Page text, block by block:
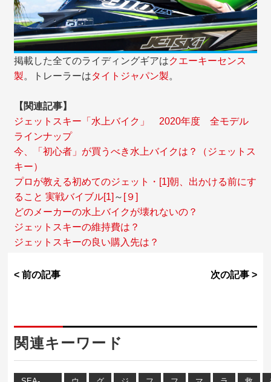
掲載した全てのライディングギアはクエーキーセンス
製。トレーラーはタイトジャパン製。
【関連記事】
ジェットスキー「水上バイク」
2020年度全モデル
ラインナップ
今、「初心者」が買うべき水上バイクは？（ジェットス
キー）
プロが教える初めてのジェット・[1]朝、出かける前にす
ること 実戦バイブル[1] ～ [９]
どのメーカーの水上バイクが壊れないの？
ジェットスキーの維持費は？
ジェットスキーの良い購入先は？
< 前の記事 次の記事 >
関連キーワード